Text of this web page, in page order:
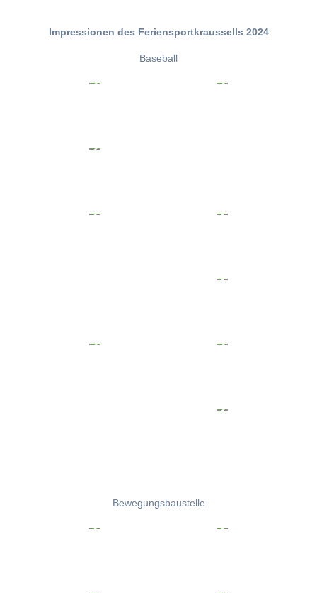
Impressionen des Feriensportkraussells 2024
Baseball
Bewegungsbaustelle